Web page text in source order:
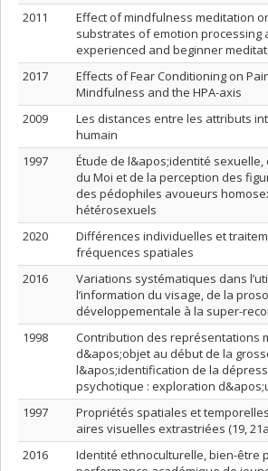
2011
Effect of mindfulness meditation
substrates of emotion processing
experienced and beginner
2017
Effects of Fear Conditioning on
Mindfulness and the HPA-axis
2009
Les distances entre les attributs
humain
1997
Étude de l&apos;identité
du Moi et de la perception des
des pédophiles avoueurs
hétérosexuels
2020
Différences individuelles et
fréquences spatiales
2016
Variations systématiques dans
l’information du visage, de la
développementale à la super-
1998
Contribution des représentations
d&apos;objet au début de la
l&apos;identification de la
psychotique : exploration
1997
Propriétés spatiales et
aires visuelles extrastriées (19,
2016
Identité ethnoculturelle, bien-être